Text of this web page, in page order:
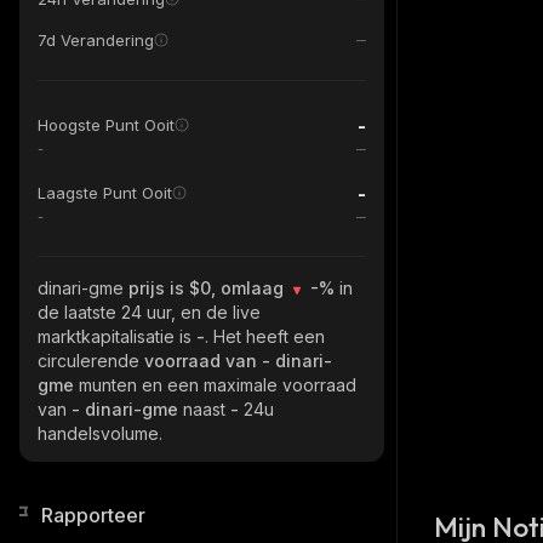
7d Verandering
Hoogste Punt Ooit -
-
Laagste Punt Ooit -
-
dinari-gme prijs is $0, omlaag -% in
de laatste 24 uur, en de live
marktkapitalisatie is -. Het heeft een
circulerende voorraad van - dinari-
gme munten en een maximale voorraad
van - dinari-gme naast - 24u
handelsvolume.
Rapporteer Mijn